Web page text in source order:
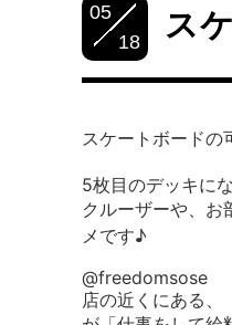
05
18
ス
スケートボードの
5枚目のデッキに
クルーザーや、お
メです♪
@freedomsose
店の近くにある、